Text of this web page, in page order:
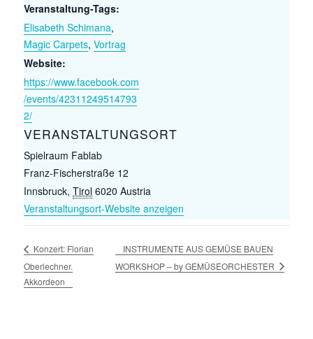
Veranstaltung-Tags:
Elisabeth Schimana,
Magic Carpets,Vortrag
Website:
https://www.facebook.com
/events/42311249514793
2/
VERANSTALTUNGSORT
Spielraum Fablab
Franz-Fischerstraße 12
Innsbruck, Tirol 6020 Austria
Veranstaltungsort-Website anzeigen
Konzert: Florian
Oberlechner.
Akkordeon
INSTRUMENTE AUS GEMÜSE BAUEN
WORKSHOP – by GEMÜSEORCHESTER